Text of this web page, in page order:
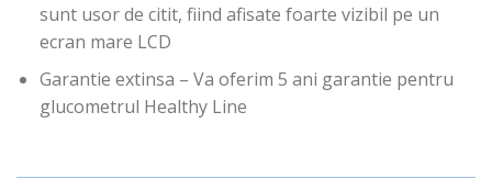
sunt usor de citit, fiind afisate foarte vizibil pe un
ecran mare LCD
Garantie extinsa – Va oferim 5 ani garantie pentru
glucometrul Healthy Line